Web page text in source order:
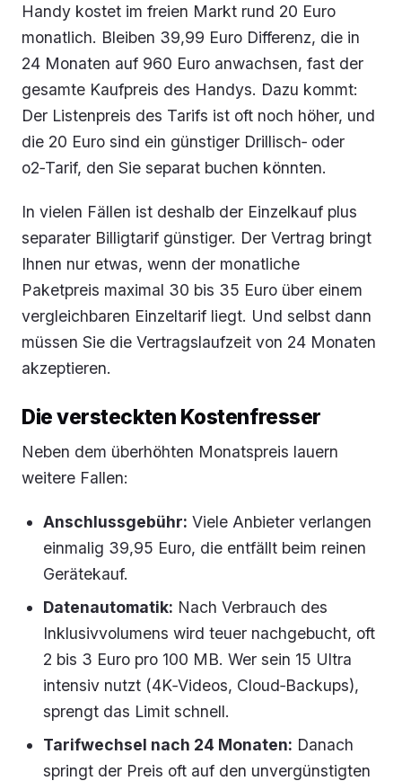
Handy kostet im freien Markt rund 20 Euro
monatlich. Bleiben 39,99 Euro Differenz, die in
24 Monaten auf 960 Euro anwachsen, fast der
gesamte Kaufpreis des Handys. Dazu kommt:
Der Listenpreis des Tarifs ist oft noch höher, und
die 20 Euro sind ein günstiger Drillisch‑ oder
o2‑Tarif, den Sie separat buchen könnten.
In vielen Fällen ist deshalb der Einzelkauf plus
separater Billigtarif günstiger. Der Vertrag bringt
Ihnen nur etwas, wenn der monatliche
Paketpreis maximal 30 bis 35 Euro über einem
vergleichbaren Einzeltarif liegt. Und selbst dann
müssen Sie die Vertragslaufzeit von 24 Monaten
akzeptieren.
Die versteckten Kostenfresser
Neben dem überhöhten Monatspreis lauern
weitere Fallen:
Anschlussgebühr: Viele Anbieter verlangen
einmalig 39,95 Euro, die entfällt beim reinen
Gerätekauf.
Datenautomatik: Nach Verbrauch des
Inklusivvolumens wird teuer nachgebucht, oft
2 bis 3 Euro pro 100 MB. Wer sein 15 Ultra
intensiv nutzt (4K‑Videos, Cloud‑Backups),
sprengt das Limit schnell.
Tarifwechsel nach 24 Monaten: Danach
springt der Preis oft auf den unvergünstigten